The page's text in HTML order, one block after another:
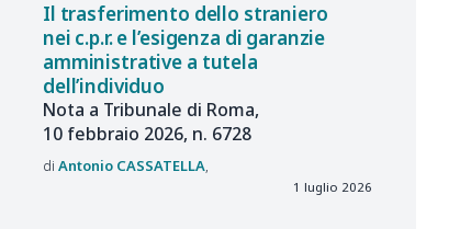
Il trasferimento dello straniero
nei c.p.r. e l’esigenza di garanzie
amministrative a tutela
dell’individuo
Nota a Tribunale di Roma,
10 febbraio 2026, n. 6728
Antonio CASSATELLA
1 luglio 2026